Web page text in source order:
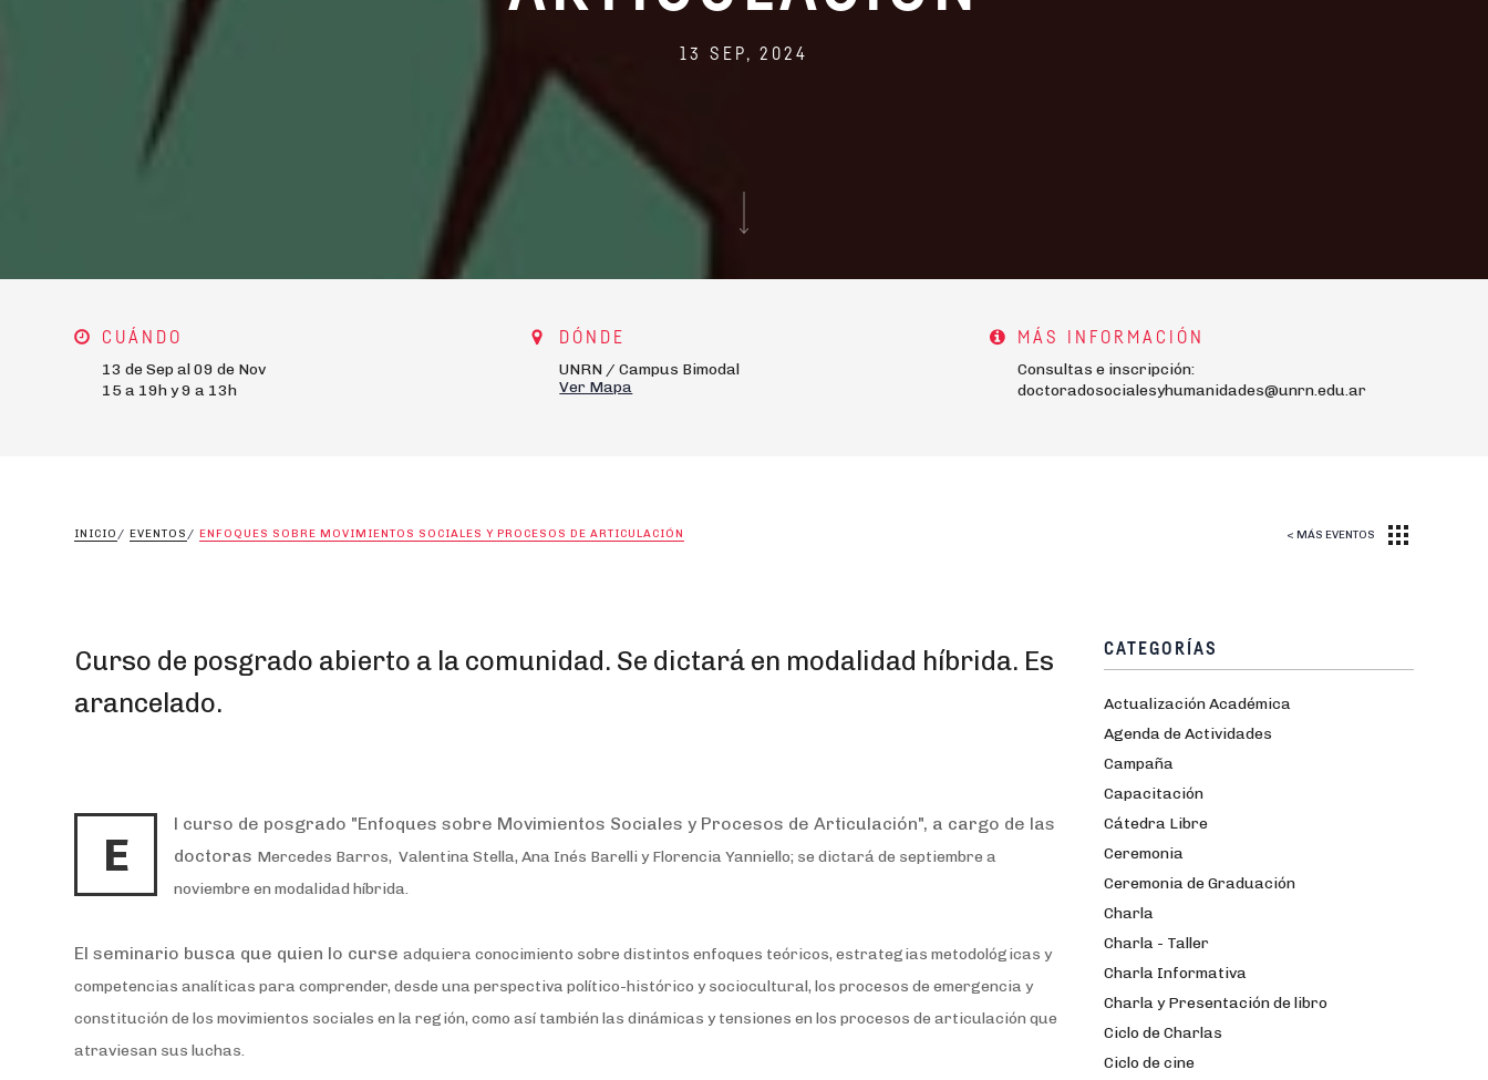
13 SEP, 2024
CUÁNDO
13 de Sep al 09 de Nov
15 a 19h y 9 a 13h
DÓNDE
UNRN / Campus Bimodal
Ver Mapa
MÁS INFORMACIÓN
Consultas e inscripción:
doctoradosocialesyhumanidades@unrn.edu.ar
INICIO / EVENTOS / ENFOQUES SOBRE MOVIMIENTOS SOCIALES Y PROCESOS DE ARTICULACIÓN < MÁS EVENTOS
Curso de posgrado abierto a la comunidad. Se dictará en modalidad híbrida. Es
arancelado.
E
l curso de posgrado "Enfoques sobre Movimientos Sociales y Procesos de Articulación", a cargo de las
doctoras Mercedes Barros, Valentina Stella, Ana Inés Barelli y Florencia Yanniello; se dictará de septiembre a
noviembre en modalidad híbrida.
El seminario busca que quien lo curse adquiera conocimiento sobre distintos enfoques teóricos, estrategias metodológicas y
competencias analíticas para comprender, desde una perspectiva político-histórico y sociocultural, los procesos de emergencia y
constitución de los movimientos sociales en la región, como así también las dinámicas y tensiones en los procesos de articulación que
atraviesan sus luchas.
CATEGORÍAS
Actualización Académica
Agenda de Actividades
Campaña
Capacitación
Cátedra Libre
Ceremonia
Ceremonia de Graduación
Charla
Charla - Taller
Charla Informativa
Charla y Presentación de libro
Ciclo de Charlas
Ciclo de cine